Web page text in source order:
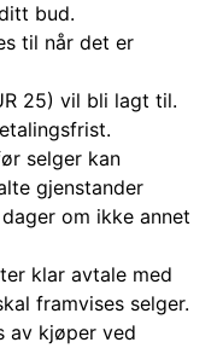
bud.
til når det er
25) vil bli lagt til.
selger kan
gjenstander
om ikke annet
klar avtale med
framvises selger.
av kjøper ved